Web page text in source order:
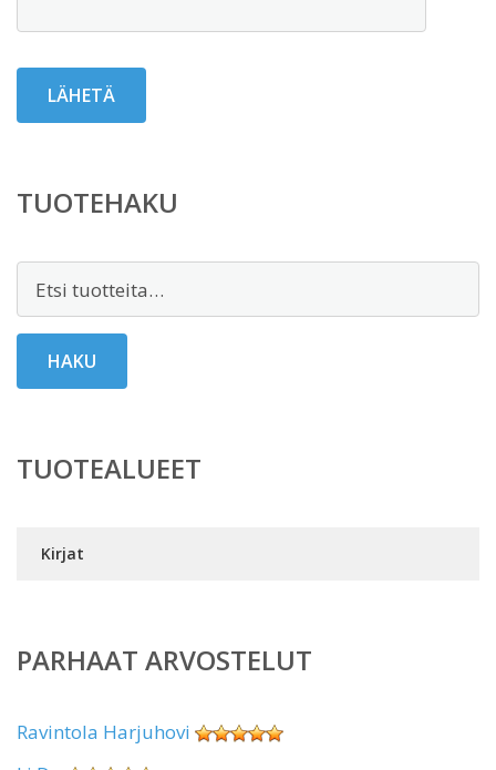
TUOTEHAKU
HAKU
TUOTEALUEET
Kirjat
PARHAAT ARVOSTELUT
Ravintola Harjuhovi